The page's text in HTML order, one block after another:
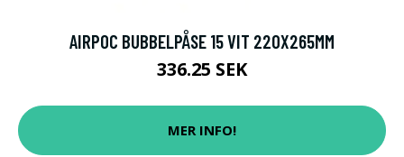
AIRPOC BUBBELPÅSE 15 VIT 220X265MM
336.25 SEK
MER INFO!